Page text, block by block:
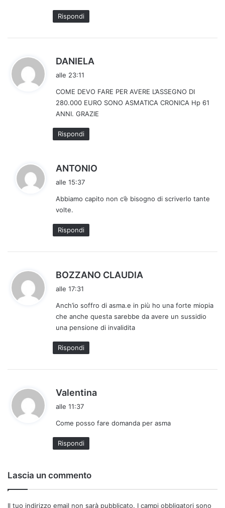
o
:
Rispondi
DANIELA
e
t
t
alle 23:11
COME DEVO FARE PER AVERE L’ASSEGNO DI
280.000 EURO SONO ASMATICA CRONICA Hp 61
ANNI. GRAZIE
Rispondi
ANTONIO
e
alle 15:37
Abbiamo capito non c’è bisogno di scriverlo tante
volte.
Rispondi
BOZZANO CLAUDIA
e
t
alle 17:31
Anch’io soffro di asma.e in più ho una forte miopia
che anche questa sarebbe da avere un sussidio
una pensione di invalidita
Rispondi
Valentina
e
alle 11:37
Come posso fare domanda per asma
Rispondi
Lascia un commento
Il tuo indirizzo email non sarà pubblicato. I campi obbligatori sono